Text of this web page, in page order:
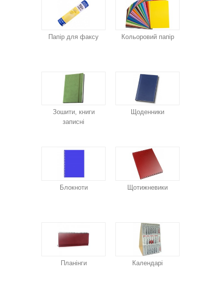
Папір для факсу Кольоровий папір
Зошити, книги
записні
Щоденники
Блокноти Щотижневики
Планінги Календарі